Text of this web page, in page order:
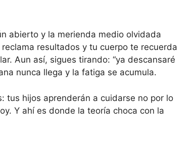
abierto y la merienda medio olvidada
resultados y tu cuerpo te recuerda
Aun así, sigues tirando: “ya descansaré
nunca llega y la fatiga se acumula.
tus hijos aprenderán a cuidarse no por lo
Y ahí es donde la teoría choca con la